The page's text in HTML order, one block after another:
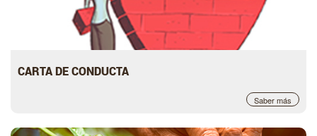
CARTA DE CONDUCTA
Saber más